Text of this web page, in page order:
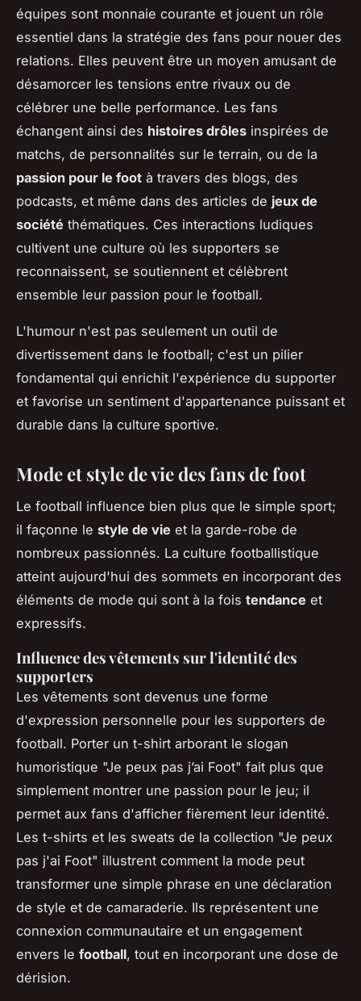
équipes sont monnaie courante et jouent un rôle
essentiel dans la stratégie des fans pour nouer des
relations. Elles peuvent être un moyen amusant de
désamorcer les tensions entre rivaux ou de
célébrer une belle performance. Les fans
échangent ainsi des histoires drôles inspirées de
matchs, de personnalités sur le terrain, ou de la
passion pour le foot à travers des blogs, des
podcasts, et même dans des articles de jeux de
société thématiques. Ces interactions ludiques
cultivent une culture où les supporters se
reconnaissent, se soutiennent et célèbrent
ensemble leur passion pour le football.
L'humour n'est pas seulement un outil de
divertissement dans le football; c'est un pilier
fondamental qui enrichit l'expérience du supporter
et favorise un sentiment d'appartenance puissant et
durable dans la culture sportive.
Mode et style de vie des fans de foot
Le football influence bien plus que le simple sport;
il façonne le style de vie et la garde-robe de
nombreux passionnés. La culture footballistique
atteint aujourd'hui des sommets en incorporant des
éléments de mode qui sont à la fois tendance et
expressifs.
Influence des vêtements sur l'identité des
supporters
Les vêtements sont devenus une forme
d'expression personnelle pour les supporters de
football. Porter un t-shirt arborant le slogan
humoristique "Je peux pas j’ai Foot" fait plus que
simplement montrer une passion pour le jeu; il
permet aux fans d'afficher fièrement leur identité.
Les t-shirts et les sweats de la collection "Je peux
pas j'ai Foot" illustrent comment la mode peut
transformer une simple phrase en une déclaration
de style et de camaraderie. Ils représentent une
connexion communautaire et un engagement
envers le football, tout en incorporant une dose de
dérision.